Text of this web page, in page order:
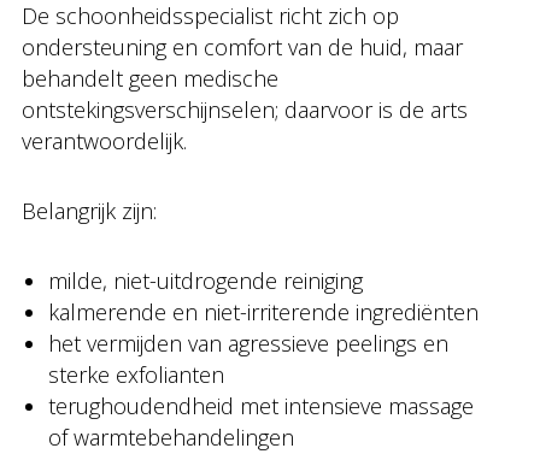
De schoonheidsspecialist richt zich op
ondersteuning en comfort van de huid, maar
behandelt geen medische
ontstekingsverschijnselen; daarvoor is de arts
verantwoordelijk.
Belangrijk zijn:
milde, niet-uitdrogende reiniging
kalmerende en niet-irriterende ingrediënten
het vermijden van agressieve peelings en
sterke exfolianten
terughoudendheid met intensieve massage
of warmtebehandelingen